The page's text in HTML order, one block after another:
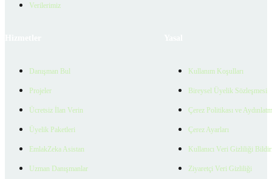
Verilerimiz
Danışman Bul
Projeler
Ücretsiz İlan Verin
Üyelik Paketleri
EmlakZeka Asistan
Uzman Danışmanlar
Kullanım Koşulları
Bireysel Üyelik Sözleşmesi
Çerez Politikası ve
Çerez Ayarları
Kullanıcı Veri Gizliliği
Ziyaretçi Veri Gizliliği